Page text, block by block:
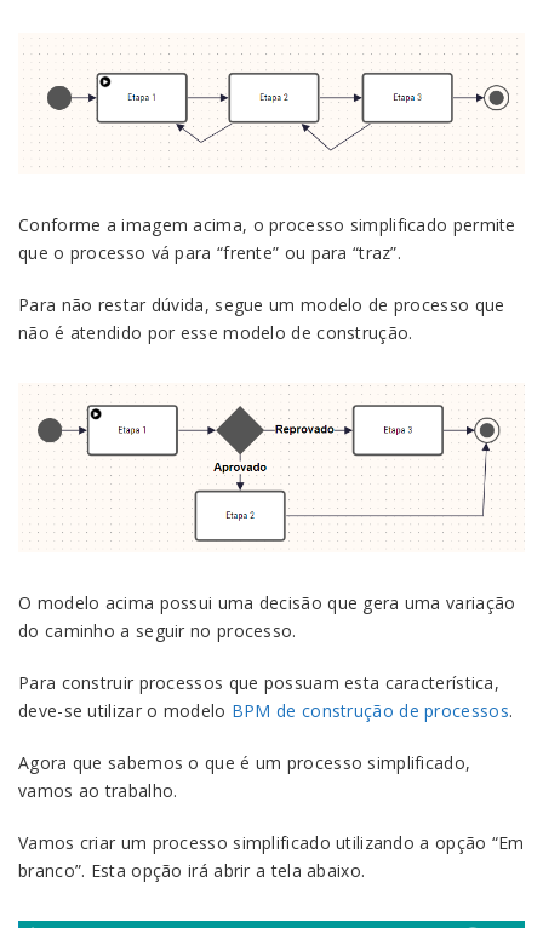
Conforme a imagem acima, o processo simplificado permite
que o processo vá para “frente” ou para “traz”.
Para não restar dúvida, segue um modelo de processo que
não é atendido por esse modelo de construção.
O modelo acima possui uma decisão que gera uma variação
do caminho a seguir no processo.
Para construir processos que possuam esta característica,
deve-se utilizar o modelo BPM de construção de processos.
Agora que sabemos o que é um processo simplificado,
vamos ao trabalho.
Vamos criar um processo simplificado utilizando a opção “Em
branco”. Esta opção irá abrir a tela abaixo.